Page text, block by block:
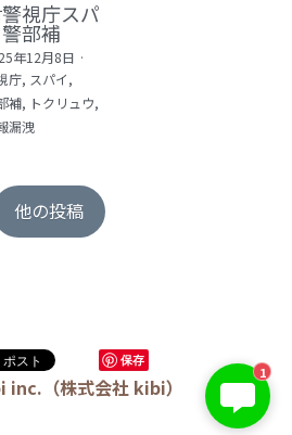
視庁スパ
部補
年12月8日 ·
庁, スパイ,
補, トクリュウ,
漏洩
他の投稿
保存
（株式会社 kibi）
1